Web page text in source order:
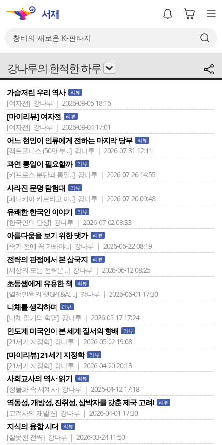
강나루의 한적한 하루
가슴저린 우리 역사 리뷰
[여자전] 강나루 | 2026-08-05 18:16
[마이리뷰] 여자전 리뷰
[여자전] 강나루 | 2026-08-04 17:01
어느 현인이 인류에게 전하는 마지막 당부 리뷰
[팩트풀니스 (50만 부 ..] 강나루 | 2026-07-31 12:11
과연 통일이 필요할까 리뷰
[키프로스 분단과 통일..] 강나루 | 2026-07-26 14:55
사라진 문명 탐험대 리뷰
[페니키아 카르타고 이..] 강나루 | 2026-07-20 09:48
유쾌한 한국인 이야기 리뷰
[한국인의 탄생] 강나루 | 2026-07-02 08:33
아름다움을 보기 위한 댓가 리뷰
[죽기 전에 꼭 가봐야 ..] 강나루 | 2026-06-22 08:19
전략의 관점에서 본 삼국지 리뷰
[세상의 모든 전략은 ..] 강나루 | 2026-06-12 08:25
초등쌤에게 유용한 책 리뷰
[열정민쌤의 챗GPT&AI ..] 강나루 | 2026-06-01 17:30
니체를 생각하며 리뷰
[니체 읽기의 혁명] 강나루 | 2026-05-17 17:24
인도계 미국인이 본 세계 질서의 향배 리뷰
[21세기 지정학] 강나루 | 2026-05-02 19:08
[마이리뷰] 21세기 지정학 리뷰
[21세기 지정학] 강나루 | 2026-04-20 20:13
사회교사의 역사 읽기 리뷰
[정물화 속 세계사] 강나루 | 2026-04-12 17:18
역동성, 개방성, 진취성, 삼박자를 갖춘 제국 고려! 리뷰
[고려사의 재발견] 강나루 | 2026-04-01 17:30
지식의 융합 시대 리뷰
[잘못된 전략] 강나루 | 2026-03-24 11:50